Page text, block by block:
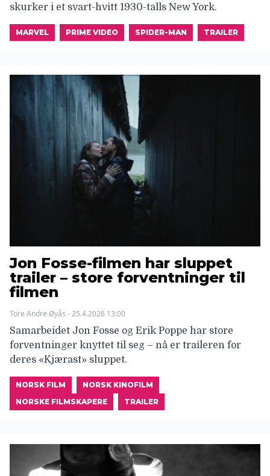
skurker i et svart-hvitt 1930-talls New York.
MARVEL PRIME VIDEO SPIDER-MAN TRAILER
Jon Fosse-filmen har sluppet
trailer – store forventninger til
filmen
Tore Andre Øyås - 25.4.2026 13:00
Samarbeidet Jon Fosse og Erik Poppe har store
forventninger knyttet til seg – nå er traileren for
deres «Kjærast» sluppet.
NORSK FILM
NORSK KINOFILM
NORSKE FILMSKAPERE
TRAILER